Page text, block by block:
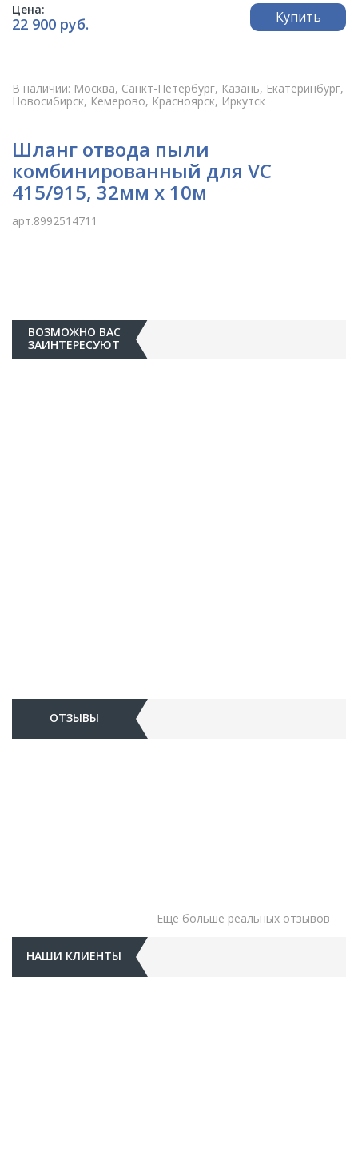
Цена:
22 900 руб. Купить
В наличии: Москва, Санкт-Петербург, Казань, Екатеринбург,
Новосибирск, Кемерово, Красноярск, Иркутск
Шланг отвода пыли
комбинированный для VC
415/915, 32мм х 10м
арт.8992514711
ВОЗМОЖНО ВАС
ЗАИНТЕРЕСУЮТ
ОТЗЫВЫ
Еще больше реальных отзывов
НАШИ КЛИЕНТЫ